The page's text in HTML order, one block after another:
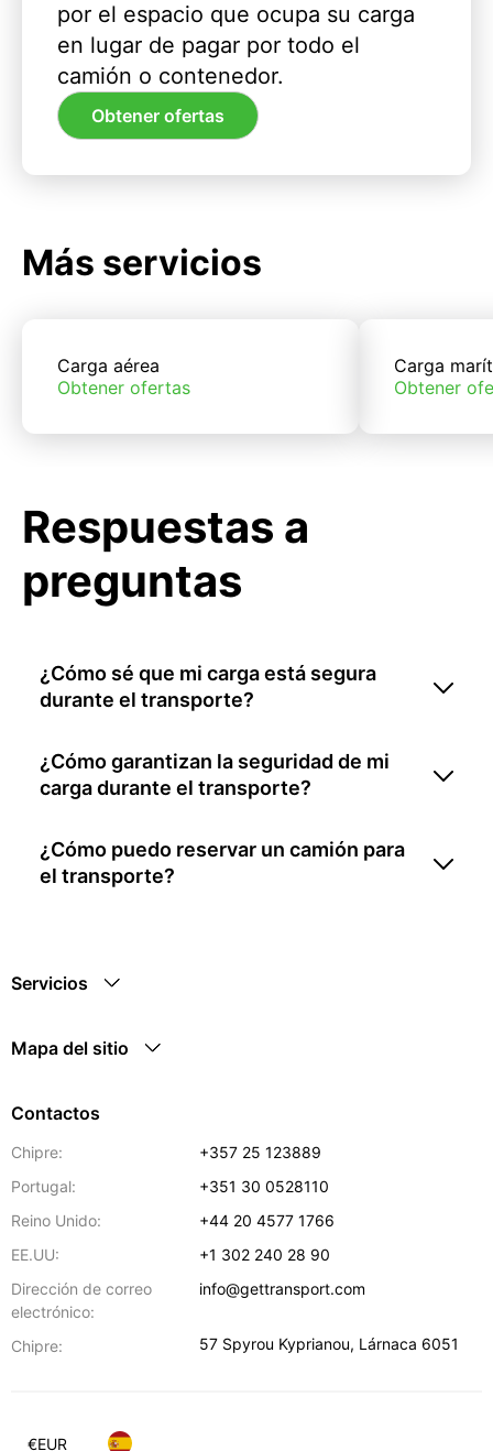
por el espacio que ocupa su carga
en lugar de pagar por todo el
camión o contenedor.
Obtener ofertas
Más servicios
Carga aérea
Obtener ofertas
Carga
Obtener
Respuestas a
preguntas
¿Cómo sé que mi carga está segura
durante el transporte?
¿Cómo garantizan la seguridad de mi
carga durante el transporte?
¿Cómo puedo reservar un camión para
el transporte?
Servicios
Mapa del sitio
Contactos
Chipre:
+357 25 123889
Portugal:
+351 30 0528110
Reino Unido:
+44 20 4577 1766
EE.UU:
+1 302 240 28 90
Dirección de correo
electrónico:
info@gettransport.com
Chipre: 57 Spyrou Kyprianou, Lárnaca 6051
€EUR